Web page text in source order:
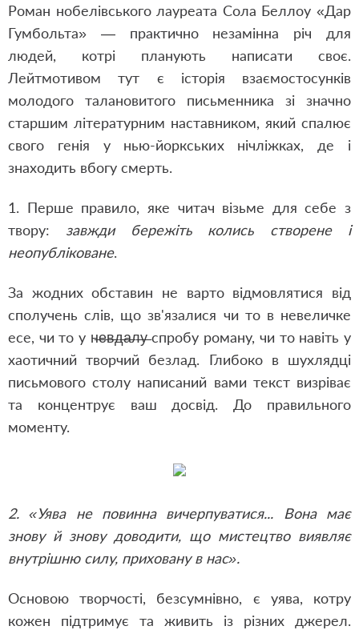
Роман нобелівського лауреата Сола Беллоу «Дар
Гумбольта» — практично незамінна річ для
людей, котрі планують написати своє.
Лейтмотивом тут є історія взаємостосунків
молодого талановитого письменника зі значно
старшим літературним наставником, який спалює
свого генія у нью-йоркських нічліжках, де і
знаходить вбогу смерть.
1. Перше правило, яке читач візьме для себе з
твору: завжди бережіть колись створене і
неопубліковане.
За жодних обставин не варто відмовлятися від
сполучень слів, що зв'язалися чи то в невеличке
есе, чи то у н̶е̶в̶д̶а̶л̶у̶ спробу роману, чи то навіть у
хаотичний творчий безлад. Глибоко в шухлядці
письмового столу написаний вами текст визріває
та концентрує ваш досвід. До правильного
моменту.
2. «Уява не повинна вичерпуватися... Вона має
знову й знову доводити, що мистецтво виявляє
внутрішню силу, приховану в нас».
Основою творчості, безсумнівно, є уява, котру
кожен підтримує та живить із різних джерел.